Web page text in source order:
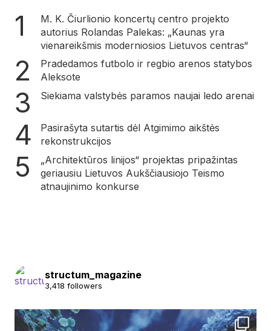
M. K. Čiurlionio koncertų centro projekto
autorius Rolandas Palekas: „Kaunas yra
vienareikšmis moderniosios Lietuvos centras“
Pradedamos futbolo ir regbio arenos statybos
Aleksote
Siekiama valstybės paramos naujai ledo arenai
Pasirašyta sutartis dėl Atgimimo aikštės
rekonstrukcijos
„Architektūros linijos“ projektas pripažintas
geriausiu Lietuvos Aukščiausiojo Teismo
atnaujinimo konkurse
structum_magazine
3,418 followers